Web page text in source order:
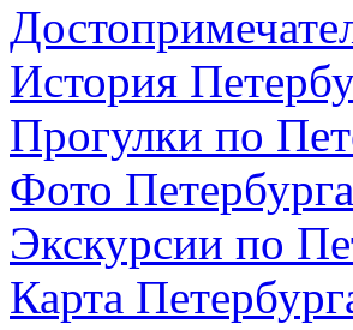
История
Прогулки по
Фото Петербурга
Экскурсии по
Карта